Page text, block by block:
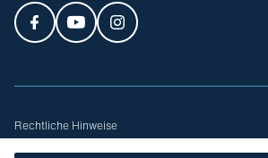
Rechtliche Hinweise